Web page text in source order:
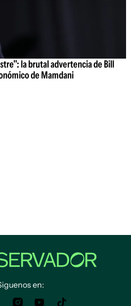
la brutal advertencia de Bill
de Mamdani
en: